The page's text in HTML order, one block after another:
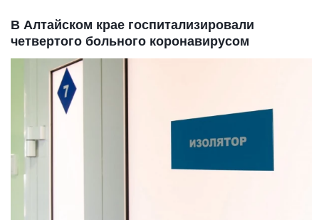
В Алтайском крае госпитализировали
четвертого больного коронавирусом